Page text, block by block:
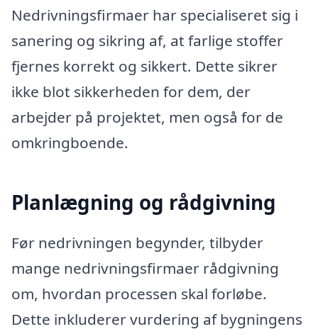
Nedrivningsfirmaer har specialiseret sig i
sanering og sikring af, at farlige stoffer
fjernes korrekt og sikkert. Dette sikrer
ikke blot sikkerheden for dem, der
arbejder på projektet, men også for de
omkringboende.
Planlægning og rådgivning
Før nedrivningen begynder, tilbyder
mange nedrivningsfirmaer rådgivning
om, hvordan processen skal forløbe.
Dette inkluderer vurdering af bygningens